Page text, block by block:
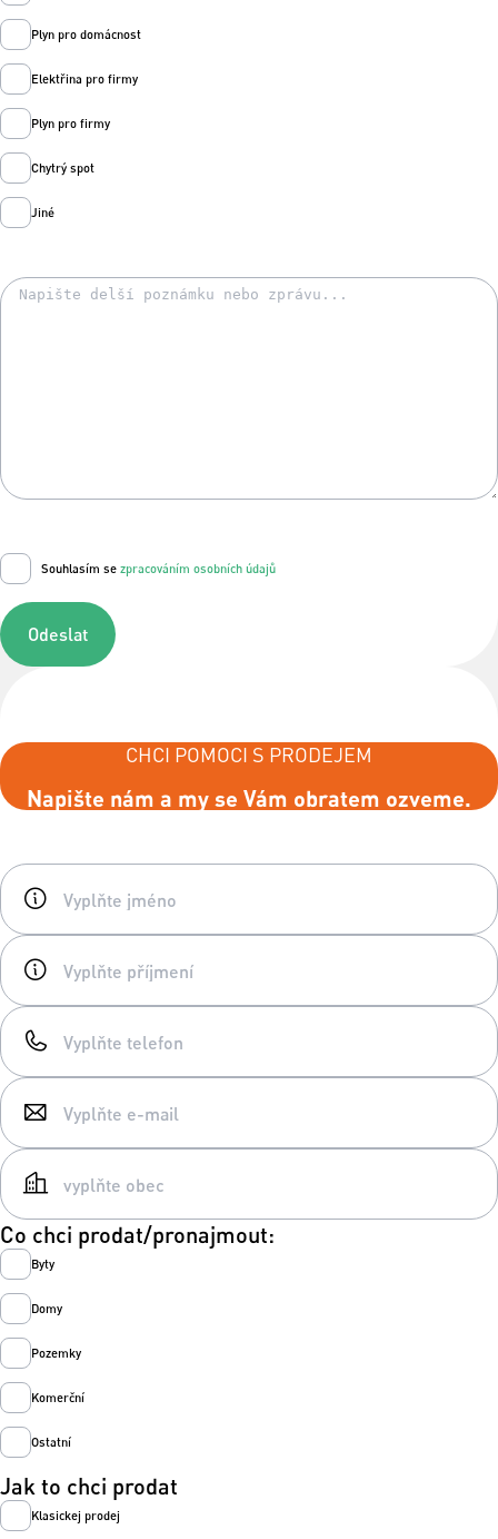
Plyn pro domácnost
Elektřina pro firmy
Plyn pro firmy
Chytrý spot
Jiné
Souhlasím se zpracováním osobních údajů
Odeslat
CHCI POMOCI S PRODEJEM
Napište nám a my se Vám obratem ozveme.
Co chci prodat/pronajmout:
Byty
Domy
Pozemky
Komerční
Ostatní
Jak to chci prodat
Klasickej prodej